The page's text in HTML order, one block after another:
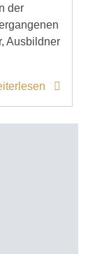
der
Ausbildner